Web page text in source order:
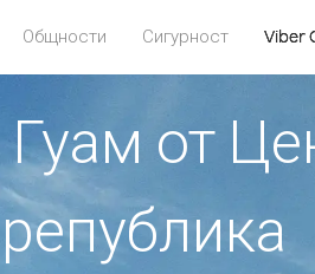
Общности Сигурност Viber
от
република